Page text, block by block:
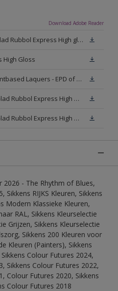
Download Adobe Reader
Technisch Informatieblad Rubbol Express High gloss (New Livery) (PDF)
High Gloss
Sikkens Exterior Solventbased Laquers - EPD of Milieuproductverklaring
Veiligheidsinformatieblad Rubbol Express High Gloss W05 (MSDS)
Veiligheidsinformatieblad Rubbol Express High Gloss N00 (MSDS)
2026 - The Rhythm of Blues,
Sikkens RIJKS Kleuren, Sikkens
Modern Klassieke Kleuren,
RAL, Sikkens Kleurselectie
Grijzen, Sikkens Kleurselectie
Sikkens 200 Kleuren voor
Kleuren (Painters), Sikkens
Colour Futures 2024,
Sikkens Colour Futures 2022,
Colour Futures 2020, Sikkens
Colour Futures 2018